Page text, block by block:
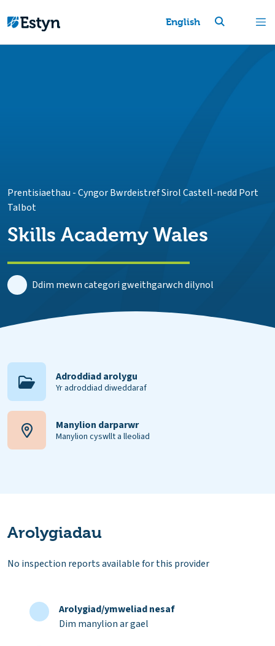
English
Prentisiaethau -Cyngor Bwrdeistref Sirol Castell-nedd Port
Talbot
Skills Academy Wales
Ddim mewn categori gweithgarwch dilynol
Adroddiad arolygu
Yr adroddiad diweddaraf
Manylion darparwr
Manylion cyswllt a lleoliad
Arolygiadau
No inspection reports available for this provider
Arolygiad/ymweliad nesaf
Dim manylion ar gael